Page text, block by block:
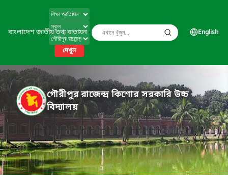
বাংলাদেশ জাতীয় তথ্য বাতায়ন
দেখুন
English
গৌরীপুর রাজেন্দ্র কিশোর সরকারি উচ্চ
বিদ্যালয়